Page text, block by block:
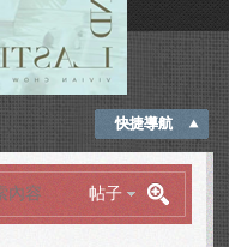
快捷導航
帖子